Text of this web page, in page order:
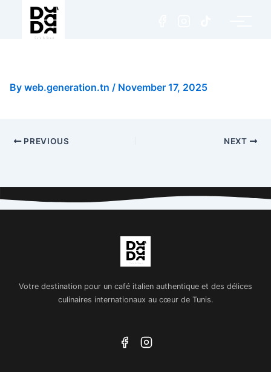
By web.generation.tn / November 17, 2025
PREVIOUS NEXT
Votre destination pour un café italien authentique et des délices
culinaires internationaux au cœur de Tunis.